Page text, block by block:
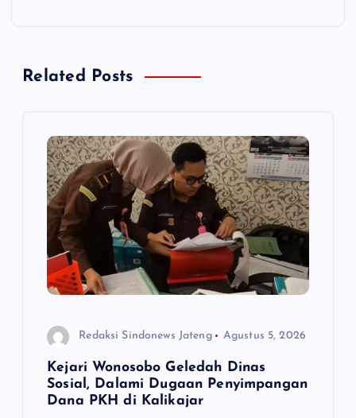
aRelated Posts
Redaksi Sindonews Jateng Agustus 5, 2026
Kejari Wonosobo Geledah Dinas
Sosial, Dalami Dugaan Penyimpangan
Dana PKH di Kalikajar